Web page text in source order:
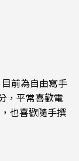
前為自由寫手
，平常喜歡電
也喜歡隨手撰